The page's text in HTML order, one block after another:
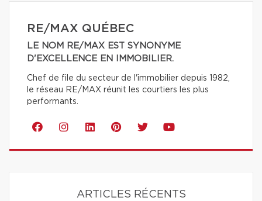
RE/MAX QUÉBEC
LE NOM RE/MAX EST SYNONYME
D'EXCELLENCE EN IMMOBILIER.
Chef de file du secteur de l'immobilier depuis 1982,
le réseau RE/MAX réunit les courtiers les plus
performants.
ARTICLES RÉCENTS